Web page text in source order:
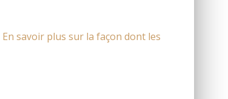
En savoir plus sur la façon dont les